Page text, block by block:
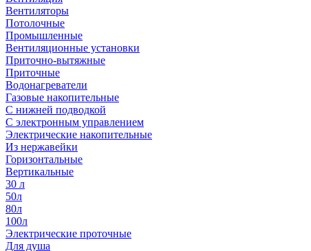
Вентиляторы
Потолочные
Промышленные
Вентиляционные установки
Приточно-вытяжные
Приточные
Водонагреватели
Газовые накопительные
С нижней подводкой
С электронным управлением
Электрические накопительные
Из нержавейки
Горизонтальные
Вертикальные
30 л
50л
80л
100л
Электрические проточные
Для душа